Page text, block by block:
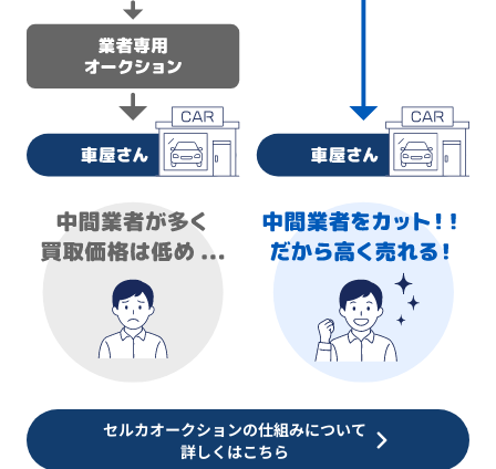
セルカオークションの仕組みについて
詳しくはこちら